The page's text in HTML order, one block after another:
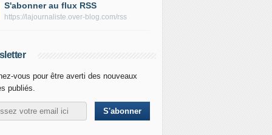
S'abonner au flux RSS
https://lajournaliste.over-blog.com/rss
vous pour être averti des nouveaux
publiés.